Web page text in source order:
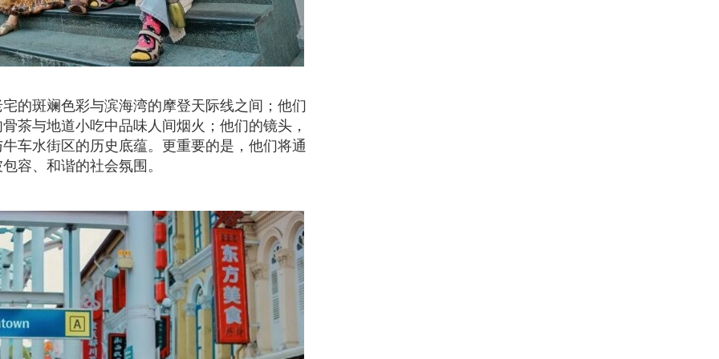
的斑斓色彩与滨海湾的摩登天际线之间；他们
茶与地道小吃中品味人间烟火；他们的镜头，
车水街区的历史底蕴。更重要的是，他们将通
容、和谐的社会氛围。